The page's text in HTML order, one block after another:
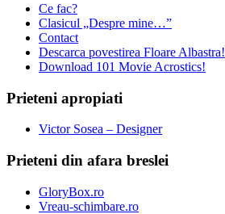
Ce fac?
Clasicul „Despre mine…”
Contact
Descarca povestirea Floare Albastra!
Download 101 Movie Acrostics!
Prieteni apropiati
Victor Sosea – Designer
Prieteni din afara breslei
GloryBox.ro
Vreau-schimbare.ro